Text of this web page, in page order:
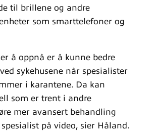
til brillene og andre
som smarttelefoner og
å oppnå er å kunne bedre
sykehusene når spesialister
i karantene. Da kan
som er trent i andre
mer avansert behandling
på video, sier Håland.